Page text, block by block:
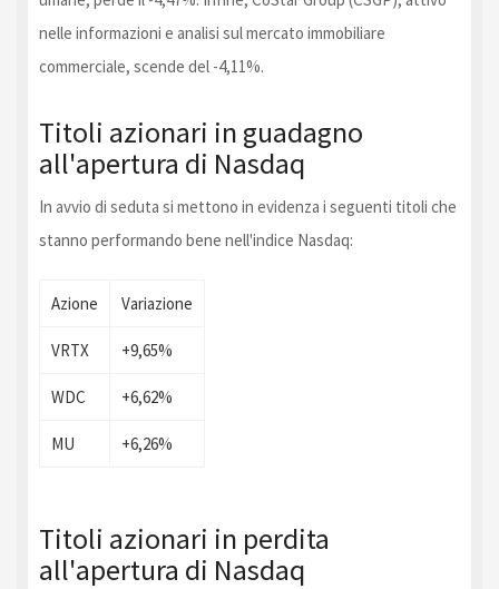
nelle informazioni e analisi sul mercato immobiliare
commerciale, scende del -4,11%.
Titoli azionari in guadagno
all'apertura di Nasdaq
In avvio di seduta si mettono in evidenza i seguenti titoli che
stanno performando bene nell'indice Nasdaq:
Azione Variazione
VRTX +9,65%
WDC +6,62%
MU +6,26%
Titoli azionari in perdita
all'apertura di Nasdaq